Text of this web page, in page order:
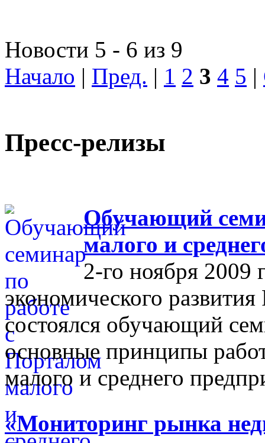
Новости 5 - 6 из 9
Начало | Пред. | 1 2 3 4 5 |
Пресс-релизы
Обучающий
малого и
2-го ноября 2009
экономического
состоялся обучающий
основные принципы
малого и среднего
«Мониторинг рынка